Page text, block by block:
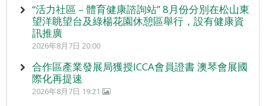
“活力社區 – 體育健康諮詢站” 8月份分別在松山東
望洋眺望台及綠楊花園休憩區舉行，設有健康資
訊推廣
2026年8月7日 20:00
合作區產業發展局獲授ICCA會員證書 澳琴會展國
際化再提速
2026年8月7日 19:21